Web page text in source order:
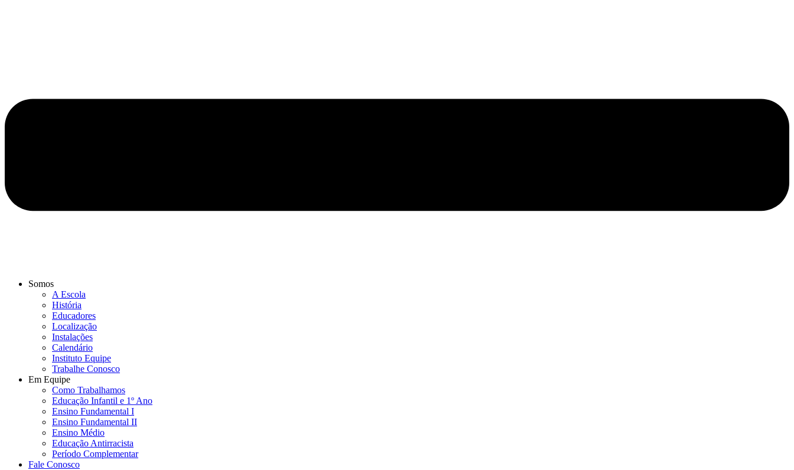
Somos
A Escola
História
Educadores
Localização
Instalações
Calendário
Instituto Equipe
Trabalhe Conosco
Em Equipe
Como Trabalhamos
Educação Infantil e 1º Ano
Ensino Fundamental I
Ensino Fundamental II
Ensino Médio
Educação Antirracista
Período Complementar
Fale Conosco